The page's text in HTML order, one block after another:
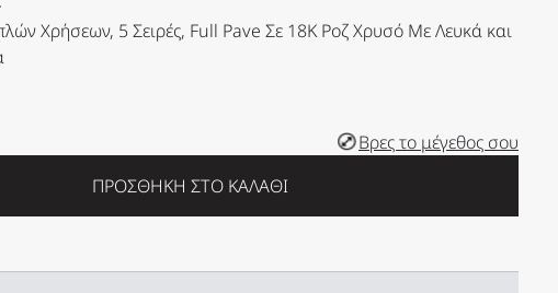
Χρήσεων, 5 Σειρές, Full Pave Σε 18K Ροζ Χρυσό Με Λευκά και
Βρες το μέγεθος σου
ΠΡΟΣΘΉΚΗ ΣΤΟ ΚΑΛΆΘΙ